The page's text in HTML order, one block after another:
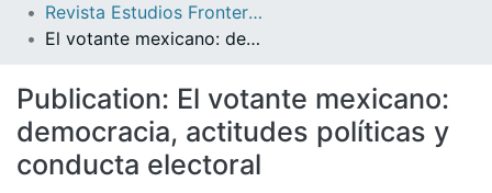
Communities & Collections
Statistics
Bibliotecas
Revista Estudios Fronterizos
El votante mexicano: democracia, actitudes políticas y conducta electoral
Publication: El votante mexicano:
democracia, actitudes políticas y
conducta electoral